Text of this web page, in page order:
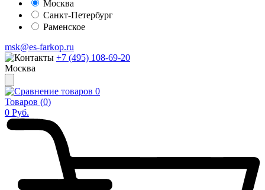
Москва
Санкт-Петербург
Раменское
msk@es-farkop.ru
+7 (495) 108-69-20
Москва
0
Товаров (0)
0 Руб.